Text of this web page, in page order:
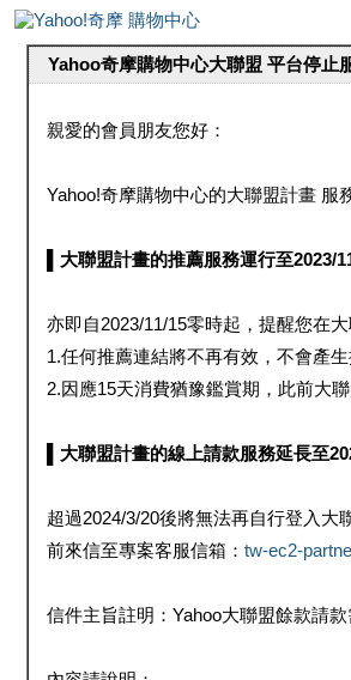
Yahoo奇摩購物中心大聯盟 平台停止
親愛的會員朋友您好：
Yahoo!奇摩購物中心的大聯盟計畫 服
▌大聯盟計畫的推薦服務運行至2023/
亦即自2023/11/15零時起，提醒您在
1.任何推薦連結將不再有效，不會產
2.因應15天消費猶豫鑑賞期，此前大
▌大聯盟計畫的線上請款服務延長至
超過2024/3/20後將無法再自行登入大
前來信至專案客服信箱： tw-ec2-
信件主旨註明：Yahoo大聯盟餘款請